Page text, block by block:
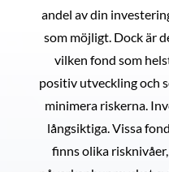
andel av din
som möjligt. Dock är
vilken fond som
positiv utveckling och
minimera riskerna.
långsiktiga. Vissa
finns olika